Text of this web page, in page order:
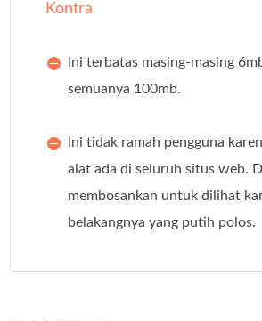
Kontra
Ini terbatas masing-masing
semuanya 100mb.
Ini tidak ramah pengguna
alat ada di seluruh situs web.
membosankan untuk dilihat
belakangnya yang putih polos.